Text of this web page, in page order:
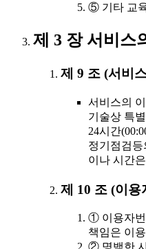
⑤ 기타 교
제 3 장 서비스
제 9 조 (서비
서비스의
기술상 특
24시간
정기점검
이나 시간
제 10 조 (이용
① 이용자번
책임은 이